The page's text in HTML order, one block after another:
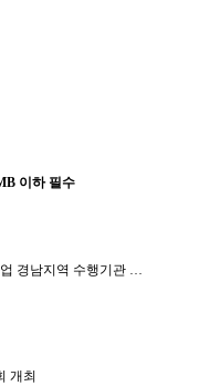
이하 필수
경남지역 수행기관 …
개최